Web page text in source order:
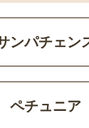
ンパチェン
ペチュニア